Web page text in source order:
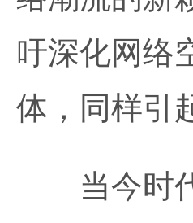
吁深化网络
体，同样引
当今时代